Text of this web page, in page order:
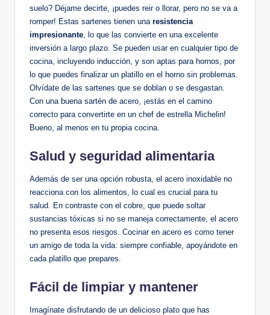
suelo? Déjame decirte, ¡puedes reir o llorar, pero no se va a
romper! Estas sartenes tienen una resistencia
impresionante , lo que las convierte en una excelente
inversión a largo plazo. Se pueden usar en cualquier tipo de
cocina, incluyendo inducción, y son aptas para hornos, por
lo que puedes finalizar un platillo en el horno sin problemas.
Olvídate de las sartenes que se doblan o se desgastan.
Con una buena sartén de acero, ¡estás en el camino
correcto para convertirte en un chef de estrella Michelin!
Bueno, al menos en tu propia cocina.
Salud y seguridad alimentaria
Además de ser una opción robusta, el acero inoxidable no
reacciona con los alimentos, lo cual es crucial para tu
salud. En contraste con el cobre, que puede soltar
sustancias tóxicas si no se maneja correctamente, el acero
no presenta esos riesgos. Cocinar en acero es como tener
un amigo de toda la vida: siempre confiable, apoyándote en
cada platillo que prepares.
Fácil de limpiar y mantener
Imagínate disfrutando de un delicioso plato que has